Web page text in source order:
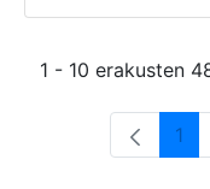
1 - 10 erakusten
1